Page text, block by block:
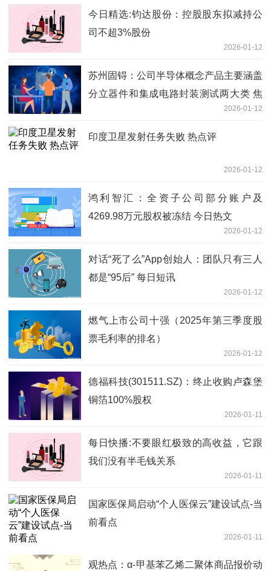
今日精选:钧达股份：控股股东拟减持公
司不超3%股份
2026-01-12
苏州固锝：公司半导体概念产品主要涵盖
分立器件和集成电路封装测试两大类 焦
2026-01-12
印度卫星发射任务失败 热点评
2026-01-12
鸿利智汇：全资子公司部分账户及
4269.98万元股权被冻结 今日热文
2026-01-12
对话“死了么”App创始人：团队只有三人
都是“95后” 每日短讯
2026-01-12
燃气上市公司十强（2025年第三季度股
票毛利率的排名）
2026-01-12
德福科技(301511.SZ)：终止收购卢森堡
铜箔100%股权
2026-01-11
每日快播:不要眼红极致的高收益，它跟
我们没有半毛钱关系
2026-01-11
国家医保局启动“个人医保云”建设试点-当
前看点
2026-01-11
观热点：α-甲基苯乙烯二聚体商品报价动